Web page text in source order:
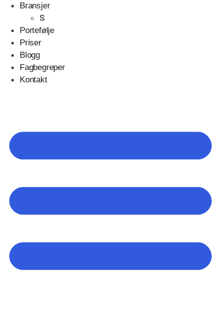
Bransjer
S
Portefølje
Priser
Blogg
Fagbegreper
Kontakt